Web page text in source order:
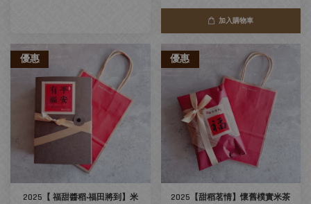
加入購物車
優惠
2025【 福甜醬稻‧福田將到】米
優惠
2025【甜稻茗情】懷舊樸實米茶